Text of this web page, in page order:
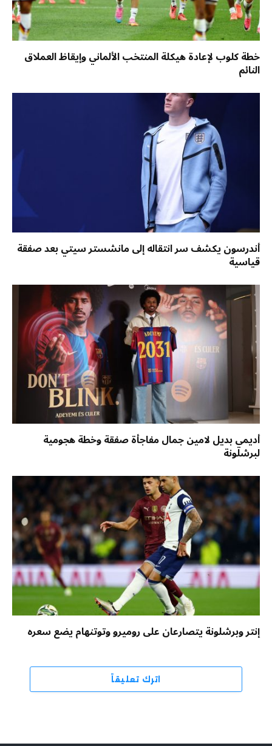
خطة كلوب لإعادة هيكلة المنتخب الألماني وإيقاظ العملاق
النائم
أندرسون يكشف سر انتقاله إلى مانشستر سيتي بعد صفقة
قياسية
أديمي بديل لامين جمال مفاجأة صفقة وخطة هجومية
لبرشلونة
إنتر وبرشلونة يتصارعان على روميرو وتوتنهام يضع سعره
اترك تعليقاً